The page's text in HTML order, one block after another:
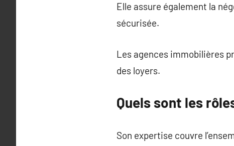
Elle assure également la
sécurisée.
Les agences immobilières
des loyers.
Quels sont les
Son expertise couvre